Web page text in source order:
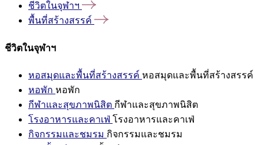
ชีวิตในจุฬาฯ
พื้นที่สร้างสรรค์
ชีวิตในจุฬาฯ
หอสมุดและพื้นที่สร้างสรรค์ หอสมุดและพื้นที่สร้างสรรค์
หอพัก หอพัก
กีฬาและสุขภาพนิสิต กีฬาและสุขภาพนิสิต
โรงอาหารและคาเฟ่ โรงอาหารและคาเฟ่
กิจกรรมและชมรม กิจกรรมและชมรม